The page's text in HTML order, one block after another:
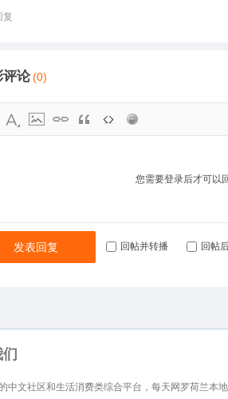
复
评论(0)
您需要登录后才可以
发表回复 回帖并转播 回帖
中文社区和生活消费类综合平台，每天网罗荷兰本